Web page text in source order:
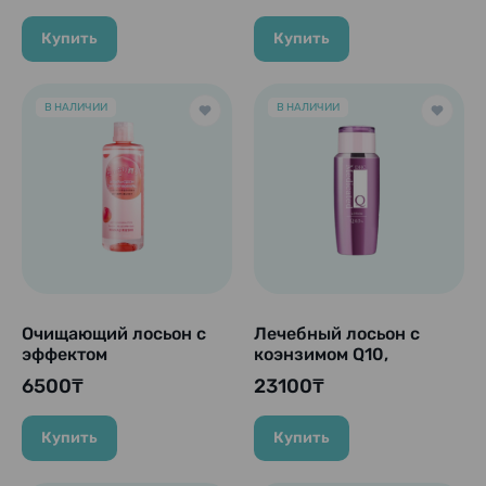
Nano Lotion N", 180 мл.
Купить Купить
В НАЛИЧИИ
Очищающий лосьон с
эффектом
увлажнения,
содержит сок, экстрат
листьев и семян
персика, 380 мл.
6500₸
Купить
В НАЛИЧИИ
Лечебный лосьон с
коэнзимом Q10,
коллагеном и
гиалуроновой
кислотой для
увлажнения и
упругости увядающей
23100₸
Купить